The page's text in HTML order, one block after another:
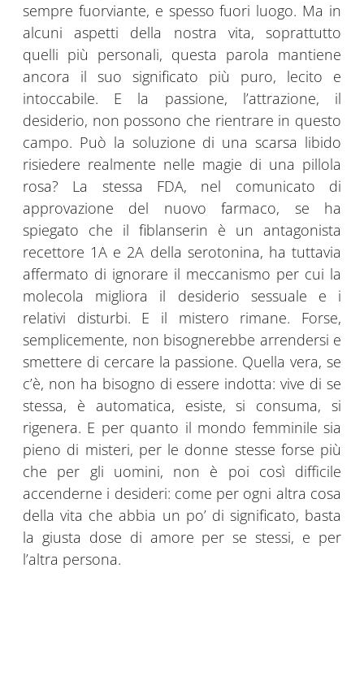
sempre fuorviante, e spesso fuori luogo. Ma in
alcuni aspetti della nostra vita, soprattutto
quelli più personali, questa parola mantiene
ancora il suo significato più puro, lecito e
intoccabile. E la passione, l’attrazione, il
desiderio, non possono che rientrare in questo
campo. Può la soluzione di una scarsa libido
risiedere realmente nelle magie di una pillola
rosa? La stessa FDA, nel comunicato di
approvazione del nuovo farmaco, se ha
spiegato che il fiblanserin è un antagonista
recettore 1A e 2A della serotonina, ha tuttavia
affermato di ignorare il meccanismo per cui la
molecola migliora il desiderio sessuale e i
relativi disturbi. E il mistero rimane. Forse,
semplicemente, non bisognerebbe arrendersi e
smettere di cercare la passione. Quella vera, se
c’è, non ha bisogno di essere indotta: vive di se
stessa, è automatica, esiste, si consuma, si
rigenera. E per quanto il mondo femminile sia
pieno di misteri, per le donne stesse forse più
che per gli uomini, non è poi così difficile
accenderne i desideri: come per ogni altra cosa
della vita che abbia un po’ di significato, basta
la giusta dose di amore per se stessi, e per
l’altra persona.